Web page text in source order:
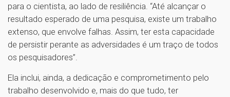
para o cientista, ao lado de resiliência. “Até alcançar o
resultado esperado de uma pesquisa, existe um trabalho
extenso, que envolve falhas. Assim, ter esta capacidade
de persistir perante as adversidades é um traço de todos
os pesquisadores”.
Ela inclui, ainda, a dedicação e comprometimento pelo
trabalho desenvolvido e, mais do que tudo, ter